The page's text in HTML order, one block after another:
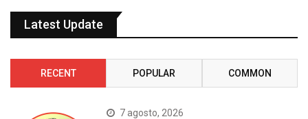
Latest Update
RECENT POPULAR COMMON
7 agosto, 2026